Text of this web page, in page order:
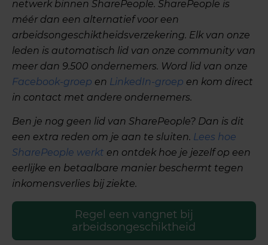
netwerk binnen SharePeople. SharePeople is
méér dan een alternatief voor een
arbeidsongeschiktheidsverzekering. Elk van onze
leden is automatisch lid van onze community van
meer dan 9.500 ondernemers. Word lid van onze
Facebook-groep en LinkedIn-groep en kom direct
in contact met andere ondernemers.
Ben je nog geen lid van SharePeople? Dan is dit
een extra reden om je aan te sluiten. Lees hoe
SharePeople werkt en ontdek hoe je jezelf op een
eerlijke en betaalbare manier beschermt tegen
inkomensverlies bij ziekte.
Regel een vangnet bij
arbeidsongeschiktheid